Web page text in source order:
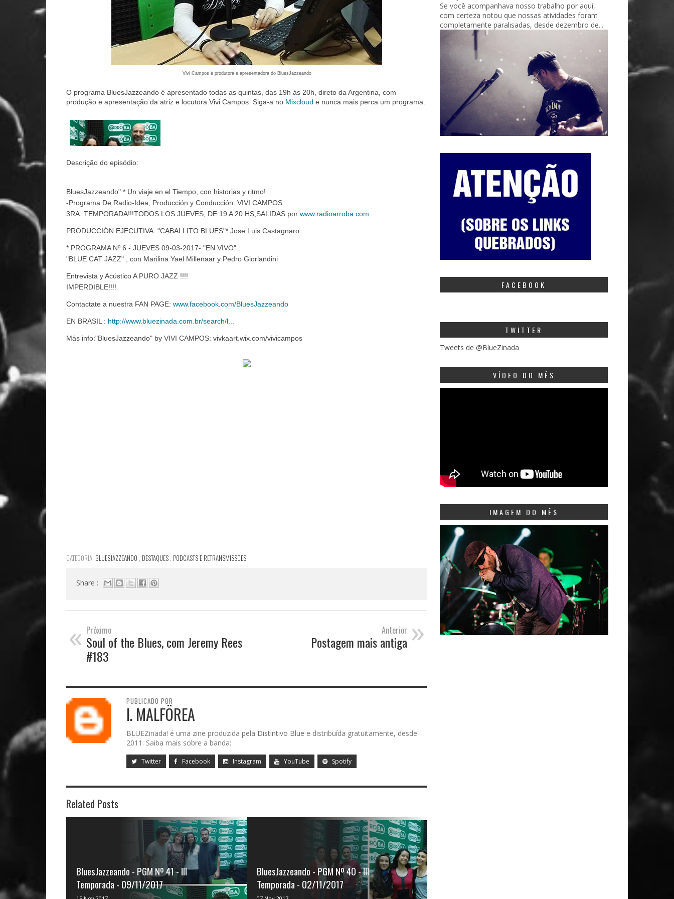
Vivi Campos é produtora e apresentadora do BluesJazzeando
O programa BluesJazzeando é apresentado todas as quintas, das 19h às 20h, direto da Argentina, com
produção e apresentação da atriz e locutora Vivi Campos. Siga-a no Mixcloud e nunca mais perca um programa.
Descrição do episódio:
BluesJazzeando" * Un viaje en el Tiempo, con historias y ritmo!
-Programa De Radio-Idea, Producción y Conducción: VIVI CAMPOS
3RA. TEMPORADA!!!TODOS LOS JUEVES, DE 19 A 20 HS,SALIDAS por www.radioarroba.com
PRODUCCIÓN EJECUTIVA: "CABALLITO BLUES"* Jose Luis Castagnaro
* PROGRAMA Nº 6 - JUEVES 09-03-2017- "EN VIVO" :
"BLUE CAT JAZZ" , con Marilina Yael Millenaar y Pedro Giorlandini
Entrevista y Acústico A PURO JAZZ !!!!
IMPERDIBLE!!!!
Contactate a nuestra FAN PAGE: www.facebook.com/BluesJazzeando
EN BRASIL : http://www.bluezinada.com.br/search/l
Más info:"BluesJazzeando" by VIVI CAMPOS: vivkaart.wix.com/vivicampos
CATEGORIA: BLUESJAZZEANDO , DESTAQUES , PODCASTS E RETRANSMISSÕES
Share :
« Próximo
Soul of the Blues, com Jeremy Rees
#183
»
Anterior
Postagem mais antiga
PUBLICADO POR
I. MALFÖREA
BLUEZinada! é uma zine produzida pela Distintivo Blue e distribuída gratuitamente, desde
2011. Saiba mais sobre a banda:
Twitter Facebook Instagram YouTube Spotify
Related Posts
BluesJazzeando - PGM Nº 41 - III
Temporada - 09/11/2017
Vivi Campos é produtora e apresentadora
BluesJazzeando - PGM Nº 40 - III
Temporada - 02/11/2017
Vivi Campos é produtora e apresentadora
Se você acompanhava nosso trabalho por aqui,
com certeza notou que nossas atividades foram
completamente paralisadas, desde dezembro de...
FACEBOOK
TWITTER
Tweets de @BlueZinada
VÍDEO DO MÊS
IMAGEM DO MÊS